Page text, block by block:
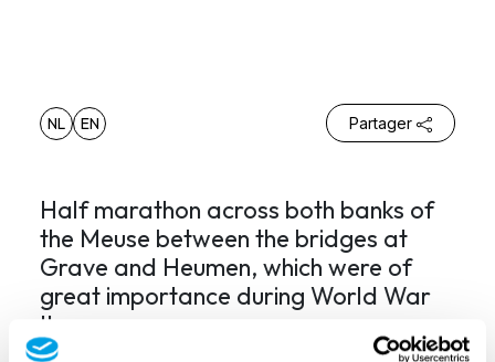
NL EN Partager
Half marathon across both banks of
the Meuse between the bridges at
Grave and Heumen, which were of
great importance during World War
II.